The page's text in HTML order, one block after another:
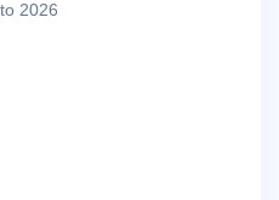
2026